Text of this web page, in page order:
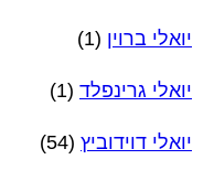
יואלי ברוין (1)
יואלי גרינפלד (1)
יואלי דוידוביץ (54)